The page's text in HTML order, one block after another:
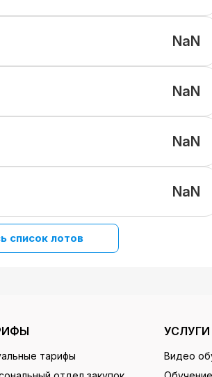
NaN
NaN
NaN
NaN
список лотов
тарифы
УСЛУГИ
Видео